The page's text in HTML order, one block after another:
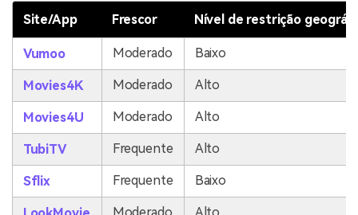
Site/App Frescor Nível de restrição
Vumoo Moderado Baixo
Movies4K Moderado Alto
Movies4U Moderado Alto
TubiTV Frequente Alto
Sflix Frequente Baixo